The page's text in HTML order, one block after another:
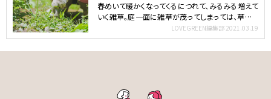
春めいて暖かくなってくるにつれて、みるみる増えて
いく雑草。庭一面に雑草が茂ってしまっては、草取り
LOVEGREEN編集部 2021.03.19